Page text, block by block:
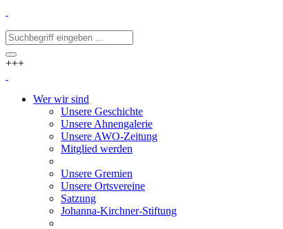
+++
Wer wir sind
Unsere Geschichte
Unsere Ahnengalerie
Unsere AWO-Zeitung
Mitglied werden
Unsere Gremien
Unsere Ortsvereine
Satzung
Johanna-Kirchner-Stiftung